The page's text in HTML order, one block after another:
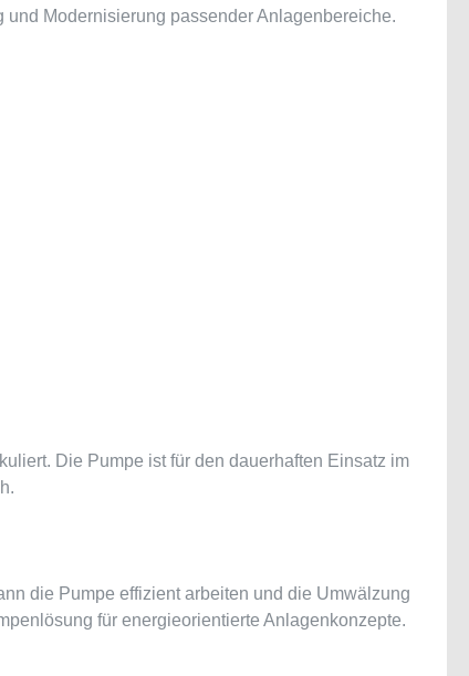
Modernisierung passender Anlagenbereiche.
Die Pumpe ist für den dauerhaften Einsatz im
die Pumpe effizient arbeiten und die Umwälzung
für energieorientierte Anlagenkonzepte.